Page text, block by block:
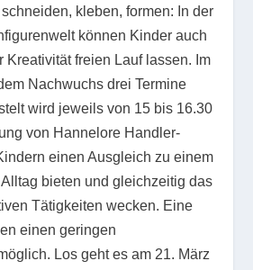
kleben, formen: In der
können Kinder auch
Kreativität freien Lauf lassen. Im
Nachwuchs drei Termine
wird jeweils von 15 bis 16.30
von Hannelore Handler-
einen Ausgleich zu einem
bieten und gleichzeitig das
Tätigkeiten wecken. Eine
einen geringen
Los geht es am 21. März